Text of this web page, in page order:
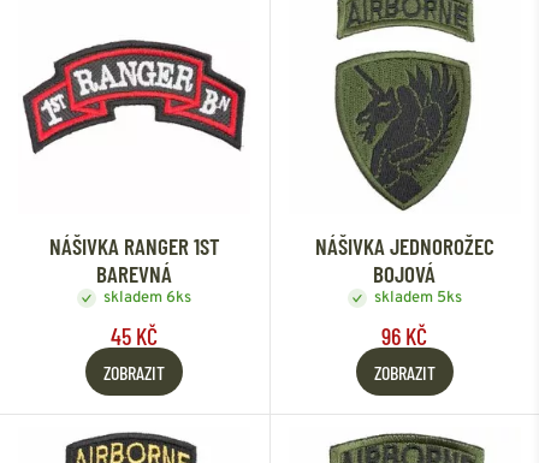
NÁŠIVKA RANGER 1ST
BAREVNÁ
skladem 6ks
45 KČ
ZOBRAZIT
NÁŠIVKA JEDNOROŽEC
BOJOVÁ
skladem 5ks
96 KČ
ZOBRAZIT